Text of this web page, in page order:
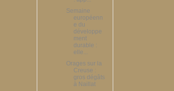
Semaine
européenn
e du
développe
ment
durable :
elle...
Orages sur la
Creuse :
gros dégâts
à Naillat